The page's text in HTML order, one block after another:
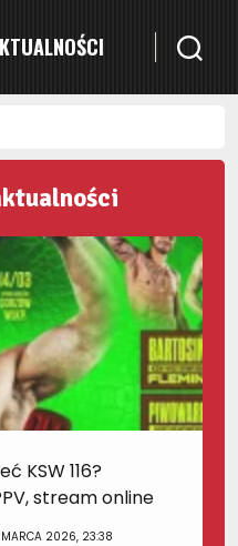
KSW 116?
stream online
MARCA 2026, 23:38